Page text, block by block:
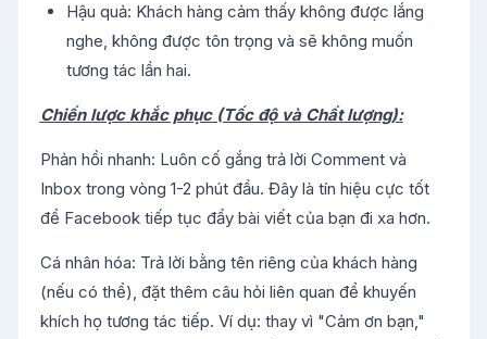
Hậu quả: Khách hàng cảm thấy không được lắng
nghe, không được tôn trọng và sẽ không muốn
tương tác lần hai.
Chiến lược khắc phục (Tốc độ và Chất lượng):
Phản hồi nhanh: Luôn cố gắng trả lời Comment và
Inbox trong vòng 1-2 phút đầu. Đây là tín hiệu cực tốt
để Facebook tiếp tục đẩy bài viết của bạn đi xa hơn.
Cá nhân hóa: Trả lời bằng tên riêng của khách hàng
(nếu có thể), đặt thêm câu hỏi liên quan để khuyến
khích họ tương tác tiếp. Ví dụ: thay vì "Cảm ơn bạn,"